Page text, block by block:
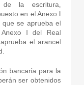
de la escritura,
en el Anexo I
se aprueba el
I del Real
el arancel
bancaria para la
ser obtenidos